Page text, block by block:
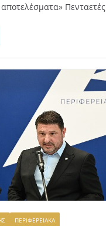
Πενταετές
ΠΕΡΙΦΕΡΕΙΑΚΑ